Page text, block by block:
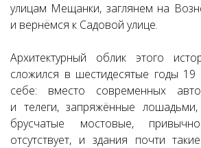
улицам Мещанки, заглянем на
и вернёмся к Садовой улице.
Архитектурный облик этого
сложился в шестидесятые годы 19
себе: вместо современных
и телеги, запряжённые
брусчатые мостовые,
отсутствует, и здания почти